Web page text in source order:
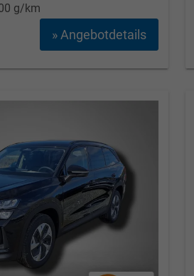
g/km
» Angebotdetails
Tel. 04181/2176-21